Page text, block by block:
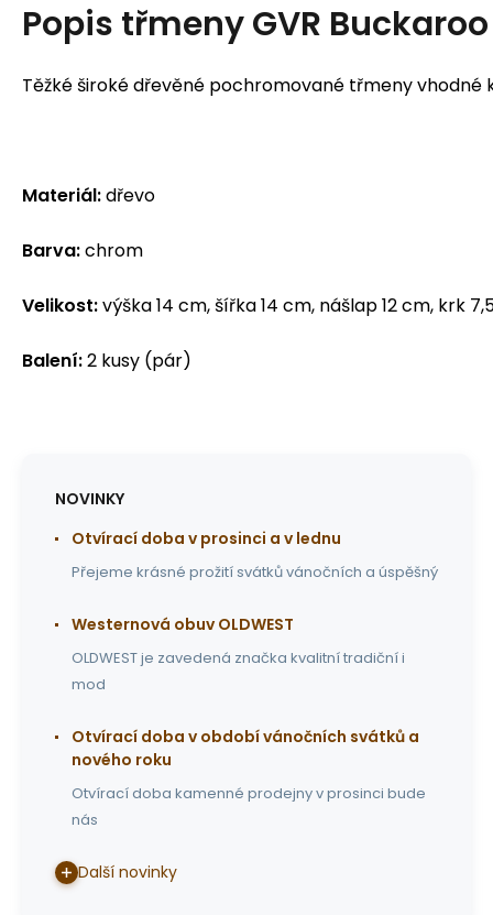
Popis třmeny GVR Buckaroo
Těžké široké dřevěné pochromované třmeny vhodné
Materiál:dřevo
Barva:chrom
Velikost:výška 14 cm, šířka 14 cm, nášlap 12 cm, krk
Balení:2 kusy (pár)
NOVINKY
Otvírací doba v prosinci a v lednu
Přejeme krásné prožití svátků vánočních a úspěšný
Westernová obuv OLDWEST
OLDWEST je zavedená značka kvalitní tradiční i
mod
Otvírací doba v období vánočních svátků a
nového roku
Otvírací doba kamenné prodejny v prosinci bude
nás
Další novinky